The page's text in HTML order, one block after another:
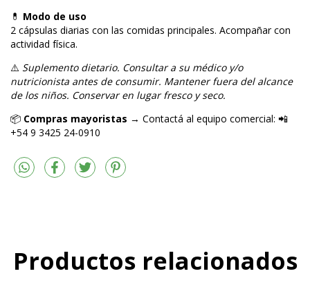
💊 Modo de uso
2 cápsulas diarias con las comidas principales. Acompañar con
actividad física.
⚠️ Suplemento dietario. Consultar a su médico y/o
nutricionista antes de consumir. Mantener fuera del alcance
de los niños. Conservar en lugar fresco y seco.
📦 Compras mayoristas → Contactá al equipo comercial: 📲
+54 9 3425 24-0910
Productos relacionados